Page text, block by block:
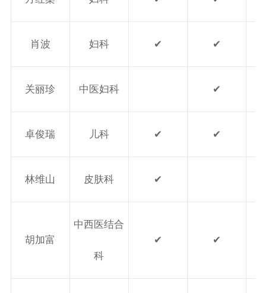
肖波 妇科 ✔ ✔
关丽珍 中医妇科 ✔
卓俊瑞 儿科 ✔ ✔
林维山 皮肤科 ✔
胡加富
中西医结合
科
✔ ✔